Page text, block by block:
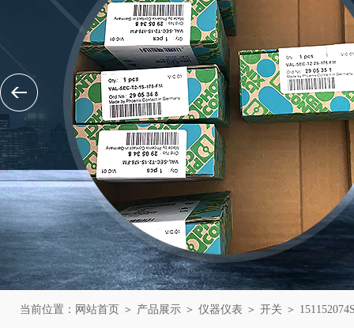
当前位置： 网站首页 ＞ 产品展示 ＞ 仪器仪表 ＞ 开关 ＞